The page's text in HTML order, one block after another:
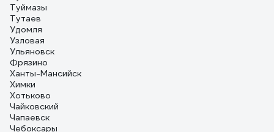
Туймазы
Тутаев
Удомля
Узловая
Ульяновск
Фрязино
Ханты-Мансийск
Химки
Хотьково
Чайковский
Чапаевск
Чебоксары